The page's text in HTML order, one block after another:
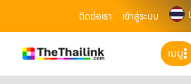
ติดต่อเรา เข้าสู่ระบบ
เมนู